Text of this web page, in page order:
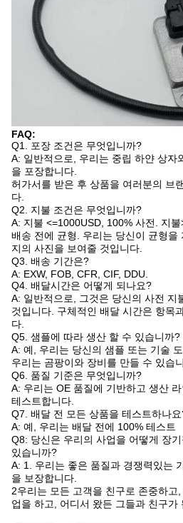
FAQ:
Q1. 포장 조건은 무엇입니까?
A: 일반적으로, 우리는 중립 하얀 상자
을 포장합니다.
허가서를 받은 후 상품을 여러분의 브
다.
Q2. 지불 조건은 무엇입니까?
A: 지불 <=1000USD, 100% 사전. 지
배송 전에 균형. 우리는 당신이 균형을
지의 사진을 보여줄 것입니다.
Q3. 배송 기간은?
A: EXW, FOB, CFR, CIF, DDU.
Q4. 배달시간은 어떻게 되나요?
A: 일반적으로, 그것은 당신의 사전 지
것입니다. 구체적인 배달 시간은 항목
다.
Q5. 샘플에 따라 생산 할 수 있습니까?
A: 예, 우리는 당신의 샘플 또는 기술
우리는 곰팡이와 장비를 만들 수 있습
Q6. 품질 기준은 무엇입니까?
A: 우리는 OE 품질에 기반하고 생산
테스트합니다.
Q7. 배달 전 모든 상품을 테스트하나
A: 예, 우리는 배달 전에 100% 테스트
Q8: 당신은 우리의 사업을 어떻게 장
있습니까?
A: 1. 우리는 좋은 품질과 경쟁력있는
을 보장합니다.
2우리는 모든 고객을 친구로 존중하고
업을 하고, 어디서 왔든 그들과 친구가